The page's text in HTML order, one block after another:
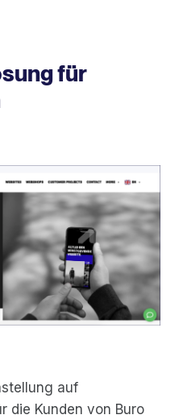
für
auf
die Kunden von Buro